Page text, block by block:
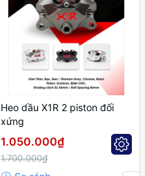
Heo dầu X1R 2 piston đối
xứng
1.050.000₫
1.700.000₫